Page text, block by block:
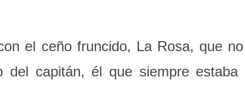
el ceño fruncido, La Rosa, que
del capitán, él que siempre